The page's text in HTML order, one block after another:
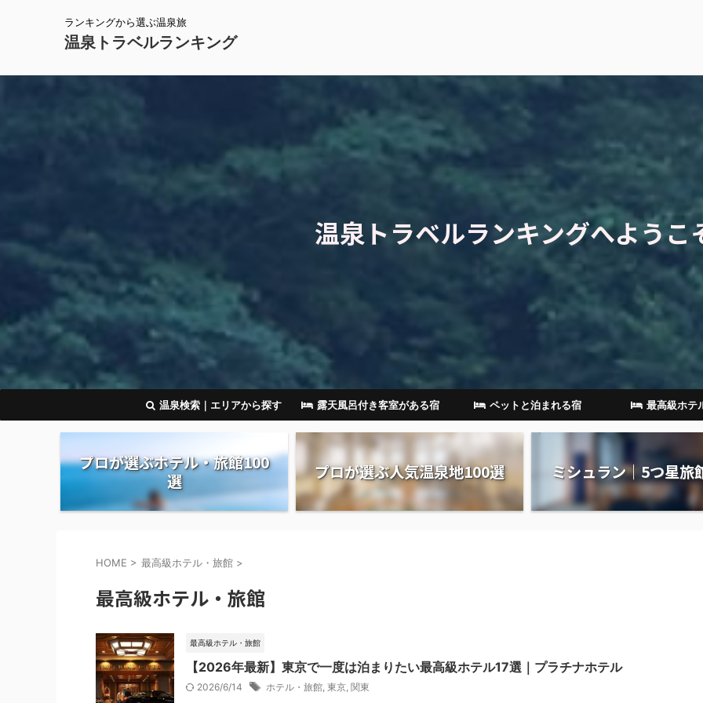
ランキングから選ぶ温泉旅
温泉トラベルランキング
温泉トラベルランキングへようこ
温泉検索｜エリアから探す 露天風呂付き客室がある宿 ペットと泊まれる宿 最高級ホテ
プロが選ぶホテル・旅館100
選
プロが選ぶ人気温泉地100選 ミシュラン｜5つ星旅
HOME > 最高級ホテル・旅館 >
最高級ホテル・旅館
最高級ホテル・旅館
【2026年最新】東京で一度は泊まりたい最高級ホテル17選｜プラチナホテル
2026/6/14 ホテル・旅館, 東京, 関東